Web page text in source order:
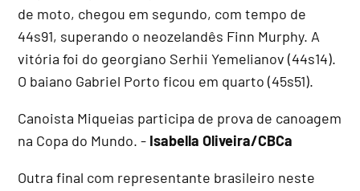
de moto, chegou em segundo, com tempo de
44s91, superando o neozelandês Finn Murphy. A
vitória foi do georgiano Serhii Yemelianov (44s14).
O baiano Gabriel Porto ficou em quarto (45s51).
Canoista Miqueias participa de prova de canoagem
na Copa do Mundo. - Isabella Oliveira/CBCa
Outra final com representante brasileiro neste